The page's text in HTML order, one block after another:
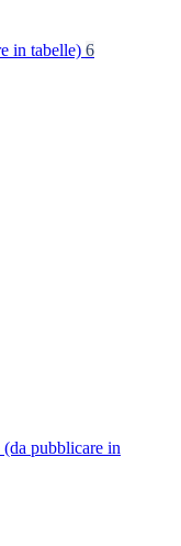
in tabelle) 6
pubblicare in